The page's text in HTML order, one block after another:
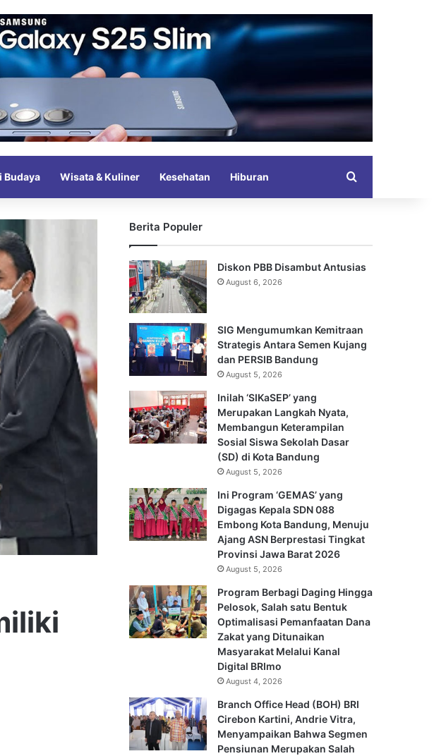
Budaya Wisata & Kuliner Kesehatan Hiburan
Berita Populer
Diskon PBB Disambut Antusias
August 6, 2026
SIG Mengumumkan Kemitraan
Strategis Antara Semen Kujang
dan PERSIB Bandung
August 5, 2026
Inilah ‘SIKaSEP’ yang
Merupakan Langkah Nyata,
Membangun Keterampilan
Sosial Siswa Sekolah Dasar
(SD) di Kota Bandung
August 5, 2026
Ini Program ‘GEMAS’ yang
Digagas Kepala SDN 088
Embong Kota Bandung, Menuju
Ajang ASN Berprestasi Tingkat
Provinsi Jawa Barat 2026
August 5, 2026
Program Berbagi Daging Hingga
Pelosok, Salah satu Bentuk
Optimalisasi Pemanfaatan Dana
Zakat yang Ditunaikan
Masyarakat Melalui Kanal
Digital BRImo
August 4, 2026
Branch Office Head (BOH) BRI
Cirebon Kartini, Andrie Vitra,
Menyampaikan Bahwa Segmen
Pensiunan Merupakan Salah